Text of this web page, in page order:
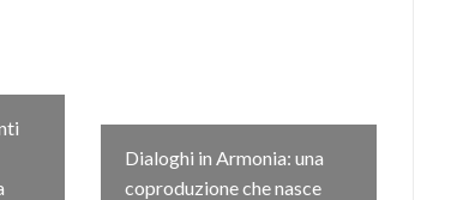
Dialoghi in Armonia: una
coproduzione che nasce